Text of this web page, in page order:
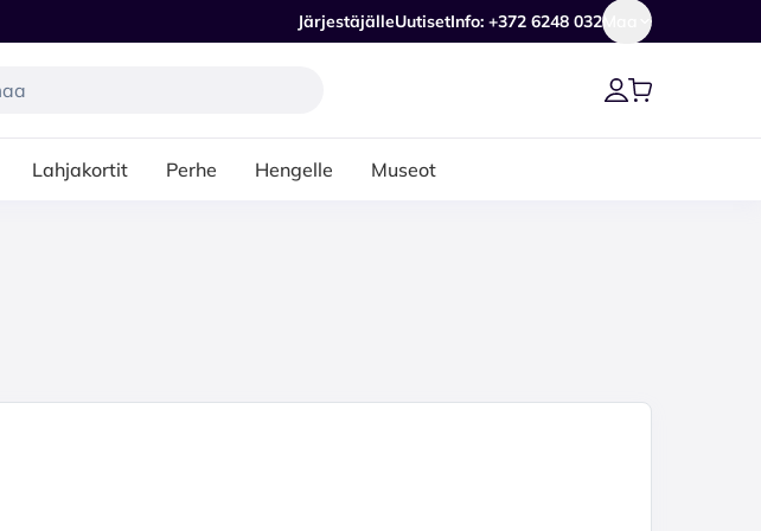
JärjestäjälleUutisetInfo: +372 6248 032Maa
Lahjakortit Perhe Hengelle Museot